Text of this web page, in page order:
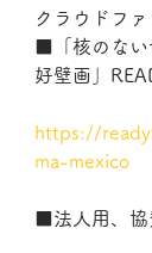
クラウドフ
■「核のない
好壁画」
https://
ma-mexico
■法人用、協